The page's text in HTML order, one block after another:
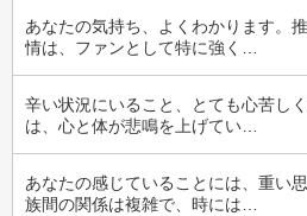
あなたの気持ち、よくわかります。
情は、ファンとして特に強く…
辛い状況にいること、とても心苦し
は、心と体が悲鳴を上げてい…
あなたの感じていることには、重い
族間の関係は複雑で、時には…